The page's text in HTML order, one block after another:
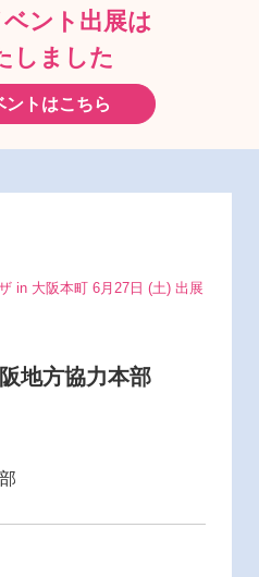
ント出展は
しました
ントはこちら
in 大阪本町 6月27日 (土) 出展
地方協力本部